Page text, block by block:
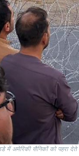
में अमेरिकी सैनिकों को पहरा